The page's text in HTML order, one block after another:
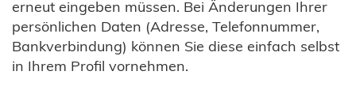
erneut eingeben müssen. Bei Änderungen Ihrer
persönlichen Daten (Adresse, Telefonnummer,
Bankverbindung) können Sie diese einfach selbst
in Ihrem Profil vornehmen.